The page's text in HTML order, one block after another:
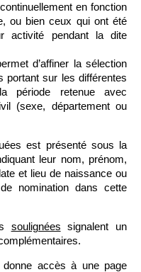
en fonction
ou bien ceux qui ont été
activité pendant la dite
d’affiner la sélection
portant sur les différentes
période retenue avec
(sexe, département ou
est présenté sous la
leur nom, prénom,
et lieu de naissance ou
nomination dans cette
soulignées signalent un
donne accès à une page